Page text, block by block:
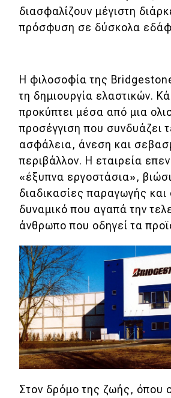
διασφαλίζουν μέγιστη
πρόσφυση σε δύσκολα
Η φιλοσοφία της
τη δημιουργία ελαστικών.
προκύπτει μέσα από μια
προσέγγιση που συνδυάζει
ασφάλεια, άνεση και
περιβάλλον. Η εταιρεία
«έξυπνα εργοστάσια»,
διαδικασίες παραγωγής και
δυναμικό που αγαπά την
άνθρωπο που οδηγεί τα
Στον δρόμο της ζωής, όπου